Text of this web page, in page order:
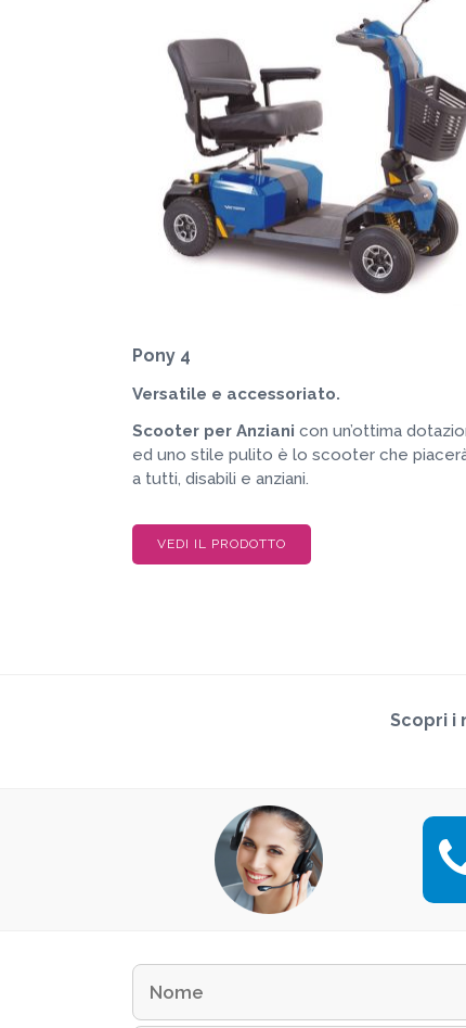
Pony 4
Versatile e accessoriato.
Scooter per Anziani con un’ottima
ed uno stile pulito è lo scooter che
a tutti, disabili e anziani.
VEDI IL PRODOTTO
Scopri i